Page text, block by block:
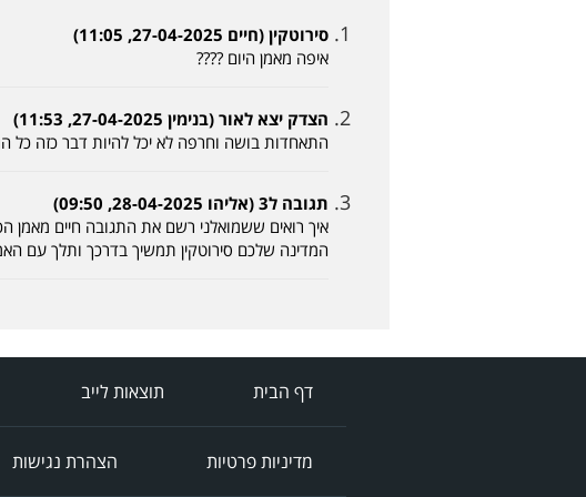
סירוטקין (חיים 27-04-2025, 11:05)
איפה מאמן היום ????
הצדק יצא לאור (בנימין 27-04-2025, 11:53)
התאחדות בושה וחרפה לא יכל להיות דבר כזה כל
תגובה ל3 (אליהו 28-04-2025, 09:50)
איך רואים ששמואלני רשם את התגובה חיים מאמן
המדינה שלכם סירוטקין תמשיך בדרכך ותלך עם
דף הבית תוצאות לייב
מדיניות פרטיות הצהרת נגישות